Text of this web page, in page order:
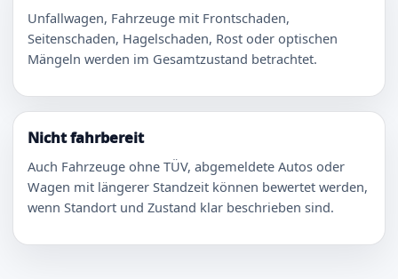
Unfallwagen, Fahrzeuge mit Frontschaden,
Seitenschaden, Hagelschaden, Rost oder optischen
Mängeln werden im Gesamtzustand betrachtet.
Nicht fahrbereit
Auch Fahrzeuge ohne TÜV, abgemeldete Autos oder
Wagen mit längerer Standzeit können bewertet werden,
wenn Standort und Zustand klar beschrieben sind.